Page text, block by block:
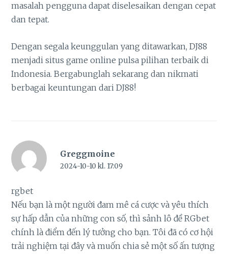
masalah pengguna dapat diselesaikan dengan cepat
dan tepat.
Dengan segala keunggulan yang ditawarkan, DJ88
menjadi situs game online pulsa pilihan terbaik di
Indonesia. Bergabunglah sekarang dan nikmati
berbagai keuntungan dari DJ88!
Greggmoine
2024-10-10 kl. 17:09
rgbet
Nếu bạn là một người đam mê cá cược và yêu thích
sự hấp dẫn của những con số, thì sảnh lô đề RGbet
chính là điểm đến lý tưởng cho bạn. Tôi đã có cơ hội
trải nghiệm tại đây và muốn chia sẻ một số ấn tượng